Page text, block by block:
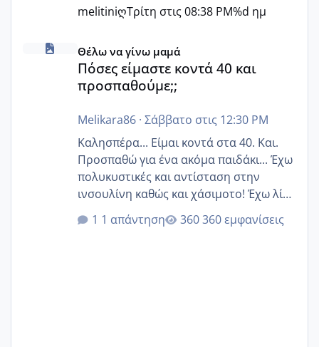
melitiniღΤρίτη στις 08:38 PM%d ημ
Πόσες είμαστε κοντά 40 και προσπαθούμε;;
Θέλω να γίνω μαμά
Πόσες είμαστε κοντά 40 και
προσπαθούμε;;
Melikara86· Σάββατο στις 12:30 PM
Καλησπέρα... Είμαι κοντά στα 40. Και.
Προσπαθώ για ένα ακόμα παιδάκι... Έχω
πολυκυστικές και αντίσταση στην
ινσουλίνη καθώς και χάσιμοτο! Έχω λίγα
κιλά παραπάνω και όσο κ αν προσπαθώ
δεν χάνω εύκολα! Προσπαθώ για ακόμη
1 απάντηση 360 εμφανίσεις